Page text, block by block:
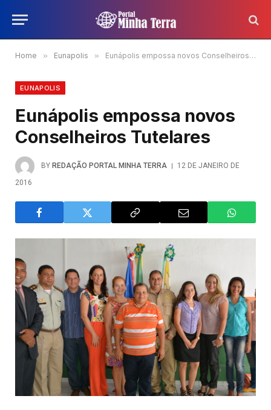
Home » Eunapolis » Eunápolis empossa novos Conselheiros Tutelares
EUNAPOLIS
Eunápolis empossa novos
Conselheiros Tutelares
BY REDAÇÃO PORTAL MINHA TERRA
12 DE JANEIRO DE
2016